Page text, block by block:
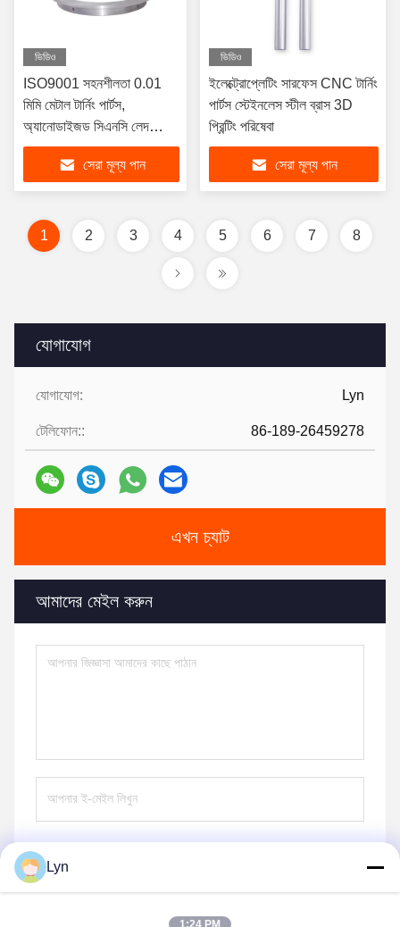
যোগাযোগ
যোগাযোগ: Lyn
টেলিফোন:: 86-189-26459278
এখন চ্যাট
আমাদের মেইল করুন
ভিডিও
ISO9001 সহনশীলতা 0.01
মিমি মেটাল টার্নিং পার্টস,
অ্যানোডাইজড সিএনসি লেদ
মেশিনিং পার্টস
সেরা মূল্য পান
ভিডিও
ইলেক্ট্রোপ্লেটিং সারফেস CNC টার্নিং
পার্টস স্টেইনলেস স্টীল ব্রাস 3D
প্রিন্টিং পরিষেবা
সেরা মূল্য পান
1 2 3 4 5 6 7 8
Lyn
1:24 PM